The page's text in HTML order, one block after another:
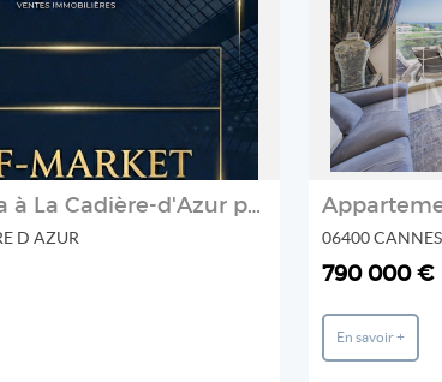
Superbe Villa à La Cadière-d'Azur proximité Golf de la Fréga
D AZUR 06400 CANNES
790 000 €
En savoir +